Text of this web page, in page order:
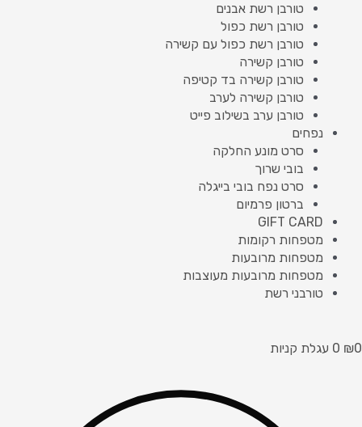
טורבן רשת אבנים
טורבן רשת כפול
טורבן רשת כפול עם קשירה
טורבן קשירה
טורבן קשירה בד קטיפה
טורבן קשירה לערב
טורבן ערב בשילוב פייט
נפחים
סרט מונע החלקה
בובי שרוך
סרט נפח בובי בייגלה
ברטון פרמיום
GIFT CARD
מטפחות רקומות
מטפחות מרובעות
מטפחות מרובעות מעוצבות
טורבני רשת
₪0
0 עגלת קניות